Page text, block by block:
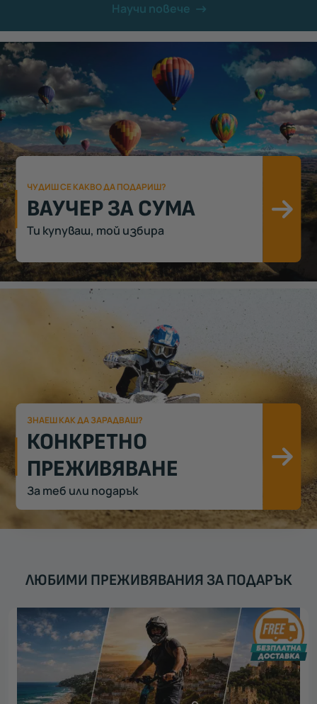
Научи повече
ЧУДИШ СЕ КАКВО ДА ПОДАРИШ?
ВАУЧЕР ЗА СУМА
Ти купуваш, той избира
ЗНАЕШ КАК ДА ЗАРАДВАШ?
КОНКРЕТНО
ПРЕЖИВЯВАНЕ
За теб или подарък
ЛЮБИМИ ПРЕЖИВЯВАНИЯ ЗА ПОДАРЪК